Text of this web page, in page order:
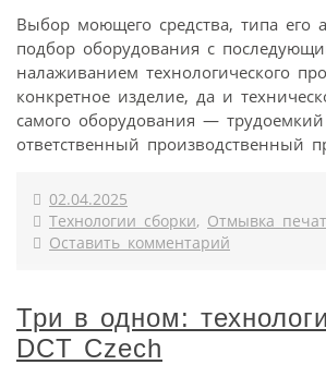
Выбор моющего средства, типа его
подбор оборудования с
налаживанием технологического
конкретное изделие, да и
самого оборудования —
ответственный производственный
02.04.2025
Технологии сборки, Отмывка
Оставить комментарий
Три в одном:
DCT Czech